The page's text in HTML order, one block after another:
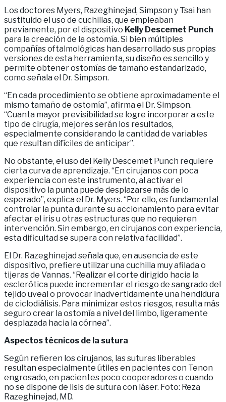
Los doctores Myers, Razeghinejad, Simpson y Tsai han
sustituido el uso de cuchillas, que empleaban
previamente, por el dispositivo Kelly Descemet Punch
para la creación de la ostomía. Si bien múltiples
compañías oftalmológicas han desarrollado sus propias
versiones de esta herramienta, su diseño es sencillo y
permite obtener ostomías de tamaño estandarizado,
como señala el Dr. Simpson.
“En cada procedimiento se obtiene aproximadamente el
mismo tamaño de ostomía”, afirma el Dr. Simpson.
“Cuanta mayor previsibilidad se logre incorporar a este
tipo de cirugía, mejores serán los resultados,
especialmente considerando la cantidad de variables
que resultan difíciles de anticipar”.
No obstante, el uso del Kelly Descemet Punch requiere
cierta curva de aprendizaje. “En cirujanos con poca
experiencia con este instrumento, al activar el
dispositivo la punta puede desplazarse más de lo
esperado”, explica el Dr. Myers. “Por ello, es fundamental
controlar la punta durante su accionamiento para evitar
afectar el iris u otras estructuras que no requieren
intervención. Sin embargo, en cirujanos con experiencia,
esta dificultad se supera con relativa facilidad”.
El Dr. Razeghinejad señala que, en ausencia de este
dispositivo, prefiere utilizar una cuchilla muy afilada o
tijeras de Vannas. “Realizar el corte dirigido hacia la
esclerótica puede incrementar el riesgo de sangrado del
tejido uveal o provocar inadvertidamente una hendidura
de ciclodiálisis. Para minimizar estos riesgos, resulta más
seguro crear la ostomía a nivel del limbo, ligeramente
desplazada hacia la córnea”.
Aspectos técnicos de la sutura
Según refieren los cirujanos, las suturas liberables
resultan especialmente útiles en pacientes con Tenon
engrosado, en pacientes poco cooperadores o cuando
no se dispone de lisis de sutura con láser. Foto: Reza
Razeghinejad, MD.